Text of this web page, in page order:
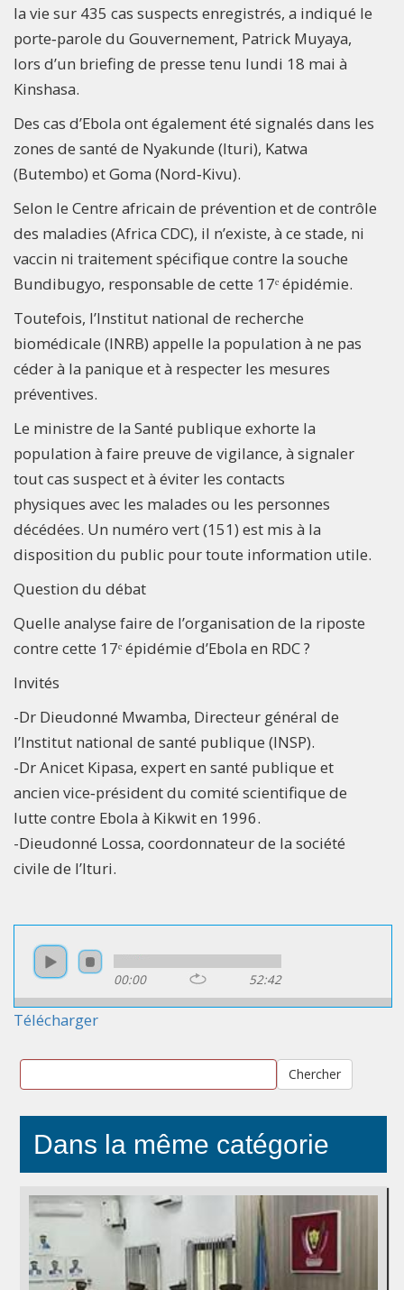
la vie sur 435 cas suspects enregistrés, a indiqué le
porte‑parole du Gouvernement, Patrick Muyaya,
lors d’un briefing de presse tenu lundi 18 mai à
Kinshasa.
Des cas d’Ebola ont également été signalés dans les
zones de santé de Nyakunde (Ituri), Katwa
(Butembo) et Goma (Nord‑Kivu).
Selon le Centre africain de prévention et de contrôle
des maladies (Africa CDC), il n’existe, à ce stade, ni
vaccin ni traitement spécifique contre la souche
Bundibugyo, responsable de cette 17ᵉ épidémie.
Toutefois, l’Institut national de recherche
biomédicale (INRB) appelle la population à ne pas
céder à la panique et à respecter les mesures
préventives.
Le ministre de la Santé publique exhorte la
population à faire preuve de vigilance, à signaler
tout cas suspect et à éviter les contacts
physiques avec les malades ou les personnes
décédées. Un numéro vert (151) est mis à la
disposition du public pour toute information utile.
Question du débat
Quelle analyse faire de l’organisation de la riposte
contre cette 17ᵉ épidémie d’Ebola en RDC ?
Invités
-Dr Dieudonné Mwamba, Directeur général de
l’Institut national de santé publique (INSP).
-Dr Anicet Kipasa, expert en santé publique et
ancien vice‑président du comité scientifique de
lutte contre Ebola à Kikwit en 1996.
-Dieudonné Lossa, coordonnateur de la société
civile de l’Ituri.
00:00 52:42
Télécharger
Chercher
Dans la même catégorie